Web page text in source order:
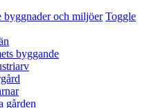
byggnader och miljöer Toggle
byggande
gården